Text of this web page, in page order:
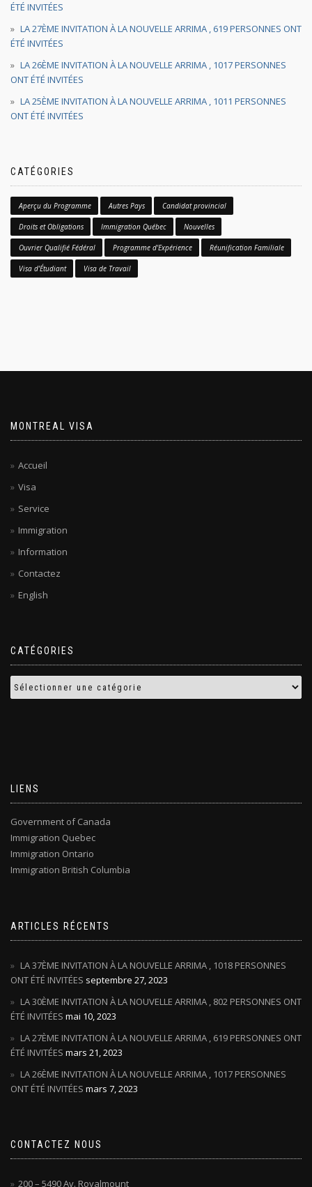
ÉTÉ INVITÉES
LA 27ÈME INVITATION À LA NOUVELLE ARRIMA , 619 PERSONNES ONT
ÉTÉ INVITÉES
LA 26ÈME INVITATION À LA NOUVELLE ARRIMA , 1017 PERSONNES
ONT ÉTÉ INVITÉES
LA 25ÈME INVITATION À LA NOUVELLE ARRIMA , 1011 PERSONNES
ONT ÉTÉ INVITÉES
CATÉGORIES
Aperçu du Programme Autres Pays Candidat provincial
Droits et Obligations Immigration Québec Nouvelles
Ouvrier Qualifié Fédéral Programme d'Expérience Réunification Familiale
Visa d'Étudiant Visa de Travail
MONTREAL VISA
Accueil
Visa
Service
Immigration
Information
Contactez
English
CATÉGORIES
LIENS
Government of Canada
Immigration Quebec
Immigration Ontario
Immigration British Columbia
ARTICLES RÉCENTS
LA 37ÈME INVITATION À LA NOUVELLE ARRIMA , 1018 PERSONNES
ONT ÉTÉ INVITÉES septembre 27, 2023
LA 30ÈME INVITATION À LA NOUVELLE ARRIMA , 802 PERSONNES ONT
ÉTÉ INVITÉES mai 10, 2023
LA 27ÈME INVITATION À LA NOUVELLE ARRIMA , 619 PERSONNES ONT
ÉTÉ INVITÉES mars 21, 2023
LA 26ÈME INVITATION À LA NOUVELLE ARRIMA , 1017 PERSONNES
ONT ÉTÉ INVITÉES mars 7, 2023
CONTACTEZ NOUS
200 – 5490 Av. Royalmount